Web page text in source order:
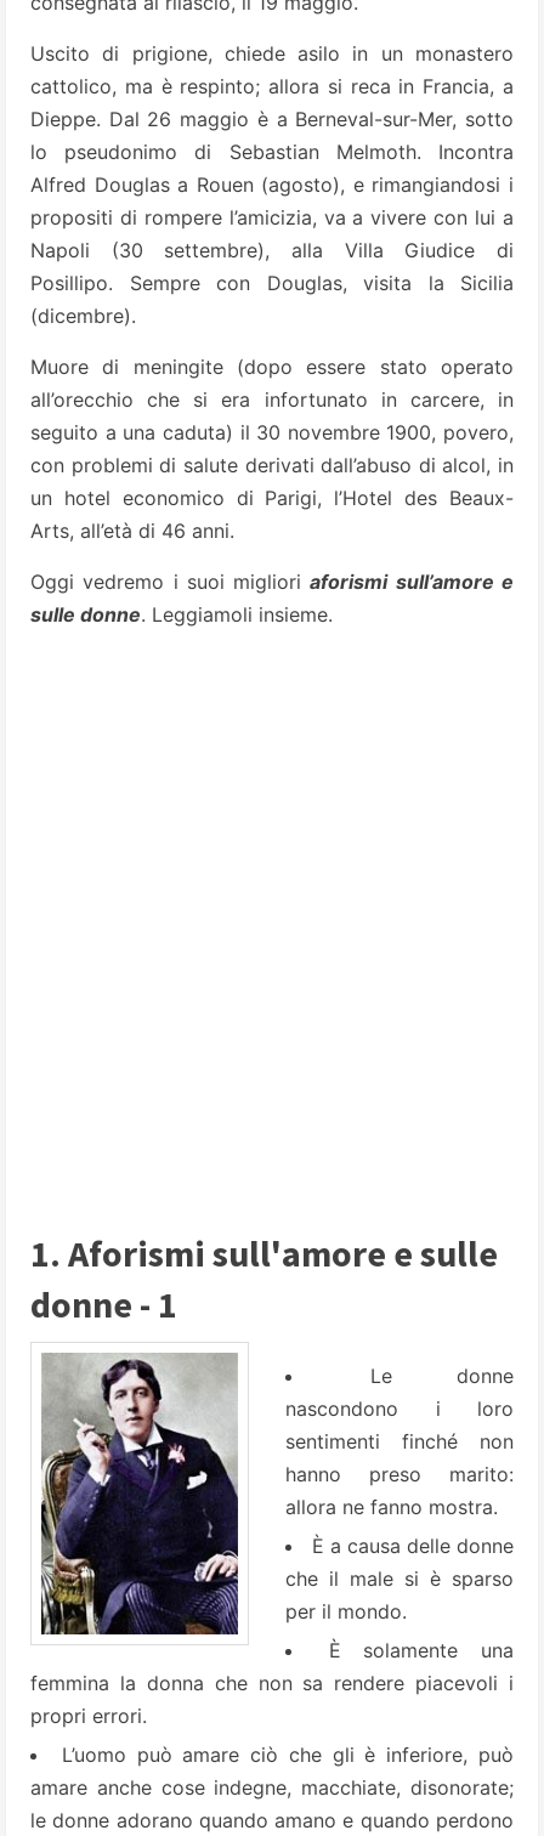
Uscito di prigione, chiede asilo in un monastero
cattolico, ma è respinto; allora si reca in Francia, a
Dieppe. Dal 26 maggio è a Berneval-sur-Mer, sotto
lo pseudonimo di Sebastian Melmoth. Incontra
Alfred Douglas a Rouen (agosto), e rimangiandosi i
propositi di rompere l’amicizia, va a vivere con lui a
Napoli (30 settembre), alla Villa Giudice di
Posillipo. Sempre con Douglas, visita la Sicilia
(dicembre).
Muore di meningite (dopo essere stato operato
all’orecchio che si era infortunato in carcere, in
seguito a una caduta) il 30 novembre 1900, povero,
con problemi di salute derivati dall’abuso di alcol, in
un hotel economico di Parigi, l’Hotel des Beaux-
Arts, all’età di 46 anni.
Oggi vedremo i suoi miglioriaforismi sull’amore e
sulle donne. Leggiamoli insieme.
1. Aforismi sull'amore e sulle
donne - 1
Le donne
nascondono i loro
sentimenti finché non
hanno preso marito:
allora ne fanno mostra.
È a causa delle donne
che il male si è sparso
per il mondo.
È solamente una
femmina la donna che non sa rendere piacevoli i
propri errori.
L’uomo può amare ciò che gli è inferiore, può
amare anche cose indegne, macchiate, disonorate;
le donne adorano quando amano e quando perdono